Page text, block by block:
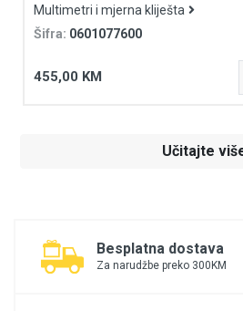
Multimetri i mjerna kliješta
Šifra: 0601077600
455,00 KM
Učitajte
Besplatna dostava
Za narudžbe preko 300KM